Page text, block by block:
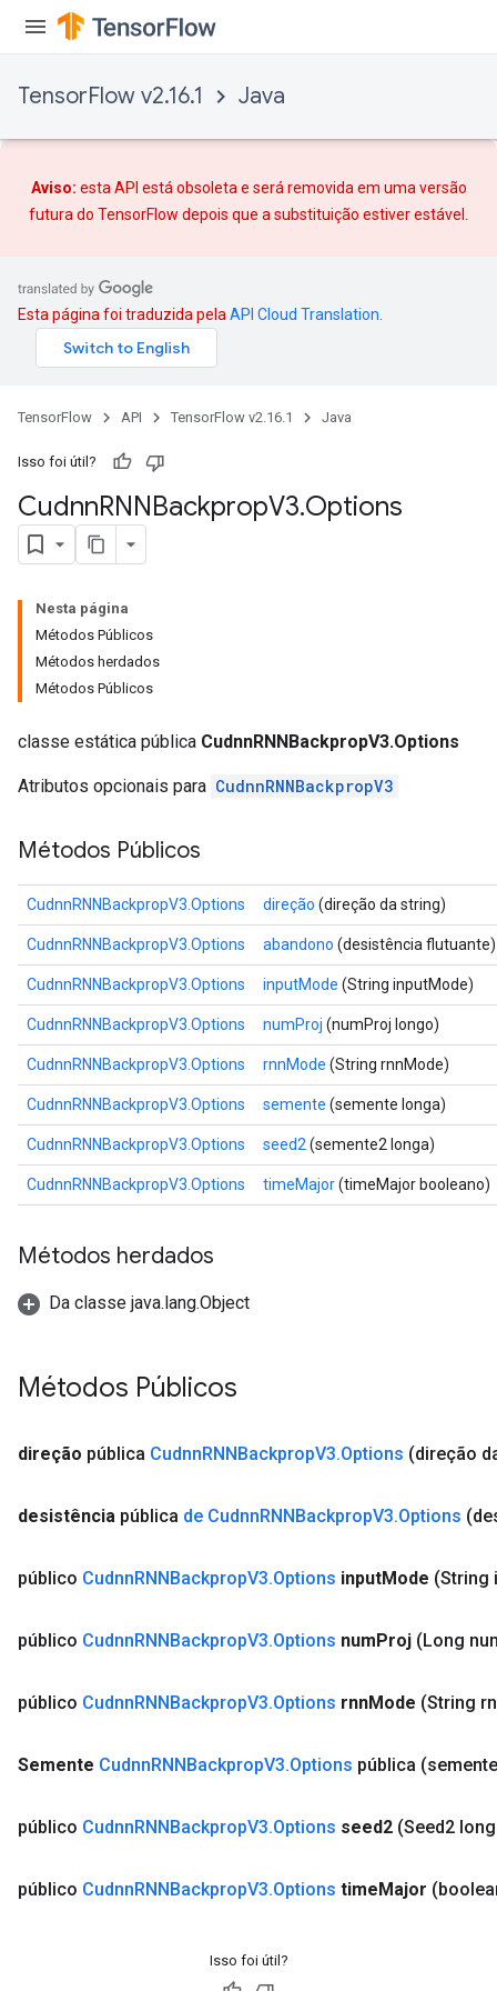
TensorFlow v2.16.1 Java
Aviso: esta API está obsoleta e será removida em uma versão
futura do TensorFlow depois que a substituição estiver estável.
Esta página foi traduzida pela API Cloud Translation
TensorFlow API TensorFlow v2.16.1 Java
Isso foi útil?
CudnnRNNBackpropV3.Options
Nesta página
Métodos Públicos
Métodos herdados
Métodos Públicos
classe estática pública CudnnRNNBackpropV3.Options
Atributos opcionais para CudnnRNNBackpropV3
Métodos Públicos
CudnnRNNBackpropV3.Options direção (direção da string)
CudnnRNNBackpropV3.Options abandono (desistência flutuante)
CudnnRNNBackpropV3.Options inputMode (String inputMode)
CudnnRNNBackpropV3.Options numProj (numProj longo)
CudnnRNNBackpropV3.Options rnnMode (String rnnMode)
CudnnRNNBackpropV3.Options semente (semente longa)
CudnnRNNBackpropV3.Options seed2 (semente2 longa)
CudnnRNNBackpropV3.Options timeMajor(timeMajor booleano)
Métodos herdados
Da classe java.lang.Object
Métodos Públicos
direção pública CudnnRNNBackpropV3.Options (direção
desistência pública de CudnnRNNBackpropV3.Options
público CudnnRNNBackpropV3.Options inputMode (String
público CudnnRNNBackpropV3.Options numProj (Long
público CudnnRNNBackpropV3.Options rnnMode (String
Semente CudnnRNNBackpropV3.Options pública
público CudnnRNNBackpropV3.Options seed2 (Seed2
público CudnnRNNBackpropV3.Options timeMajor
Isso foi útil?